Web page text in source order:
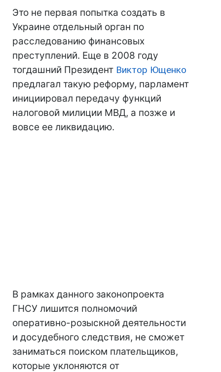
Это не первая попытка создать в
Украине отдельный орган по
расследованию финансовых
преступлений. Еще в 2008 году
тогдашний Президент Виктор Ющенко
предлагал такую реформу, парламент
инициировал передачу функций
налоговой милиции МВД, а позже и
вовсе ее ликвидацию.
В рамках данного законопроекта
ГНСУ лишится полномочий
оперативно-розыскной деятельности
и досудебного следствия, не сможет
заниматься поиском плательщиков,
которые уклоняются от